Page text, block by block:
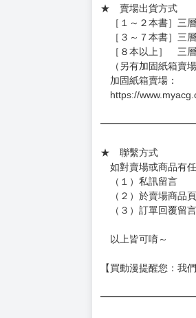
★ 賣場出貨方式
［１～２本書］三層
［３～７本書］三層
［８本以上］ 三層
（另有加固紙箱賣場
加固紙箱賣場：
https://
★ 聯繫方式
如對賣場或商品有任
（１）私訊留言
（２）於賣場商品
（３）訂單回覆留言
以上皆可唷～
【買動漫提醒您：我